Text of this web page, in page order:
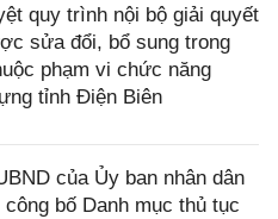
quy trình nội bộ giải quyết
sửa đổi, bổ sung trong
phạm vi chức năng
tỉnh Điện Biên
của Ủy ban nhân dân
bố Danh mục thủ tục